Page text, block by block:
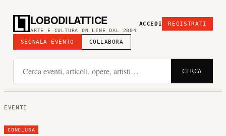
LOBODILATTICE
ARTE E CULTURA ON LINE DAL 2004
SEGNALA EVENTO COLLABORA
ACCEDI REGISTRATI
CERCA
EVENTI
CONCLUSA